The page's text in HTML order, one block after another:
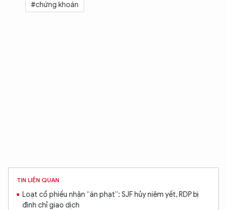
#chứng khoán
TIN LIÊN QUAN
Loạt cổ phiếu nhận “án phạt”: SJF hủy niêm yết, RDP bị
đình chỉ giao dịch